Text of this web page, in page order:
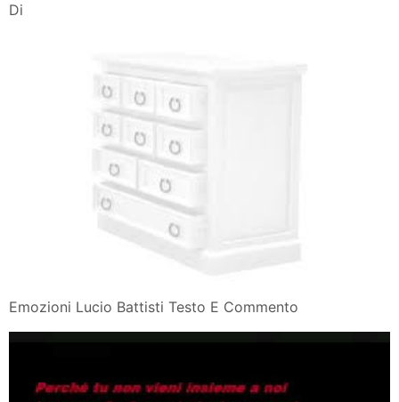
Di
Emozioni Lucio Battisti Testo E Commento